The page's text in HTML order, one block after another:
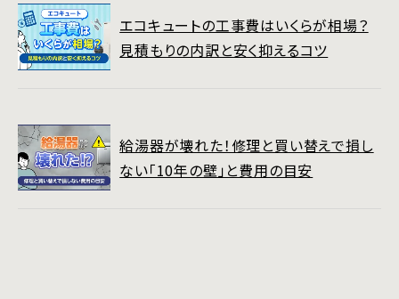
エコキュートの工事費はいくらが相場？
見積もりの内訳と安く抑えるコツ
給湯器が壊れた！修理と買い替えで損し
ない「10年の壁」と費用の目安